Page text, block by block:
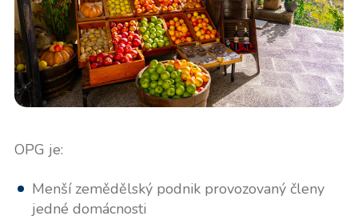
OPG je:
Menší zemědělský podnik provozovaný členy
jedné domácnosti